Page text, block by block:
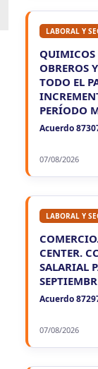
LABORAL Y
QUIMICOS
OBREROS
TODO EL
PERÍODO
Acuerdo
07/08/2026
LABORAL Y
CENTER.
SALARIAL
Acuerdo
07/08/2026